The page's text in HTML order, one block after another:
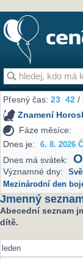
Přesný čas:23 42 /
Znamení
Fáze měsíce:
Dnes je:
6. 8. 2026
Dnes má svátek:
Významné dny:
Mezinárodní den
Jmenný
Abecední seznam
dítě.
leden